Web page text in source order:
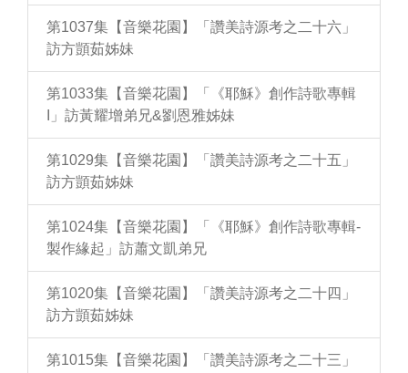
第1037集【音樂花園】「讚美詩源考之二十六」
訪方顗茹姊妹
第1033集【音樂花園】「《耶穌》創作詩歌專輯
I」訪黃耀增弟兄&劉恩雅姊妹
第1029集【音樂花園】「讚美詩源考之二十五」
訪方顗茹姊妹
第1024集【音樂花園】「《耶穌》創作詩歌專輯-
製作緣起」訪蕭文凱弟兄
第1020集【音樂花園】「讚美詩源考之二十四」
訪方顗茹姊妹
第1015集【音樂花園】「讚美詩源考之二十三」